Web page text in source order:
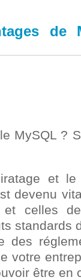
de
MySQL ?
et
devenu
celles
standards
des
votre
être en